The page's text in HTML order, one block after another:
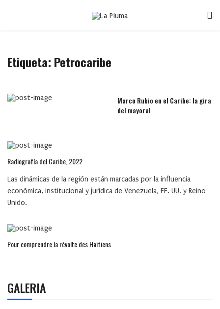
Etiqueta: Petrocaribe
Marco Rubio en el Caribe: la gira
del mayoral
Radiografía del Caribe, 2022
Las dinámicas de la región están marcadas por la influencia
económica, institucional y jurídica de Venezuela, EE. UU. y Reino
Unido.
Pour comprendre la révolte des Haïtiens
GALERIA